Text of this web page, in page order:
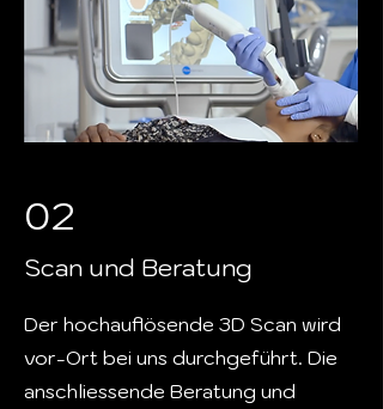
02
Scan und Beratung
Der hochauflösende 3D Scan wird
vor-Ort bei uns durchgeführt. Die
anschliessende Beratung und